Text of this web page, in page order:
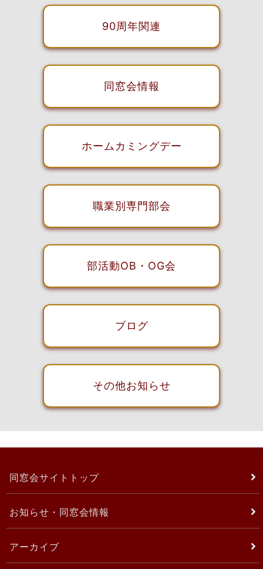
90周年関連
同窓会情報
ホームカミングデー
職業別専門部会
部活動OB・OG会
ブログ
その他お知らせ
同窓会サイトトップ
お知らせ・同窓会情報
アーカイブ